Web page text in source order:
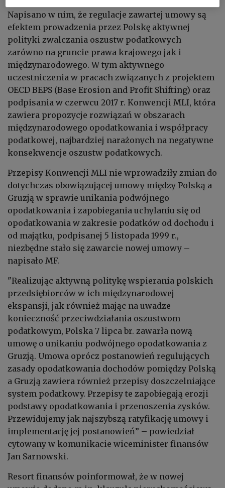
Napisano w nim, że regulacje zawartej umowy są
efektem prowadzenia przez Polskę aktywnej
polityki zwalczania oszustw podatkowych
zarówno na gruncie prawa krajowego jak i
międzynarodowego. W tym aktywnego
uczestniczenia w pracach związanych z projektem
OECD BEPS (Base Erosion and Profit Shifting) oraz
podpisania w czerwcu 2017 r. Konwencji MLI, która
zawiera propozycje rozwiązań w obszarach
międzynarodowego opodatkowania i współpracy
podatkowej, najbardziej narażonych na negatywne
konsekwencje oszustw podatkowych.
Przepisy Konwencji MLI nie wprowadziły zmian do
dotychczas obowiązującej umowy między Polską a
Gruzją w sprawie unikania podwójnego
opodatkowania i zapobiegania uchylaniu się od
opodatkowania w zakresie podatków od dochodu i
od majątku, podpisanej 5 listopada 1999 r.,
niezbędne stało się zawarcie nowej umowy –
napisało MF.
"Realizując aktywną politykę wspierania polskich
przedsiębiorców w ich międzynarodowej
ekspansji, jak również mając na uwadze
konieczność przeciwdziałania oszustwom
podatkowym, Polska 7 lipca br. zawarła nową
umowę o unikaniu podwójnego opodatkowania z
Gruzją. Umowa oprócz postanowień regulujących
zasady opodatkowania dochodów pomiędzy Polską
a Gruzją zawiera również przepisy doszczelniające
system podatkowy. Przepisy te zapobiegają erozji
podstawy opodatkowania i przenoszenia zysków.
Przewidujemy jak najszybszą ratyfikację umowy i
implementację jej postanowień” – powiedział
cytowany w komunikacie wiceminister finansów
Jan Sarnowski.
Resort finansów poinformował, że w nowej